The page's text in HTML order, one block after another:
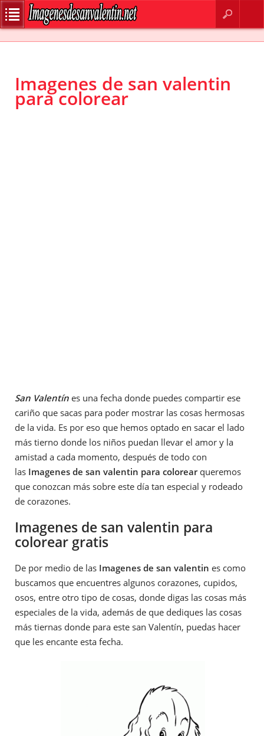
CONTACTO
BUSCAR
Imagenes de san valentin
para colorear
San Valentín es una fecha donde puedes compartir ese
cariño que sacas para poder mostrar las cosas hermosas
de la vida. Es por eso que hemos optado en sacar el lado
más tierno donde los niños puedan llevar el amor y la
amistad a cada momento, después de todo con
las Imagenes de san valentin para colorearqueremos
que conozcan más sobre este día tan especial y rodeado
de corazones.
Imagenes de san valentin para
colorear gratis
De por medio de las Imagenes de san valentin es como
buscamos que encuentres algunos corazones, cupidos,
osos, entre otro tipo de cosas, donde digas las cosas más
especiales de la vida, además de que dediques las cosas
más tiernas donde para este san Valentín, puedas hacer
que les encante esta fecha.